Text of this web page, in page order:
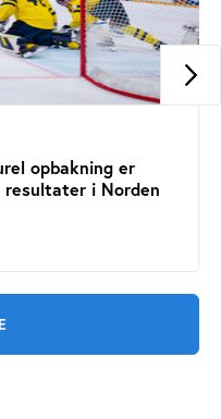
opbakning er
i Norden